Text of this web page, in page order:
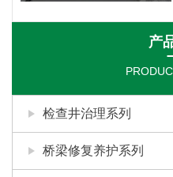
产
检查井治理系列
桥梁修复养护系列